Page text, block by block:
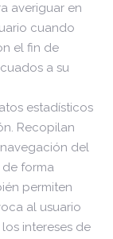
averiguar en
cuando
el fin de
a su
estadísticos
Recopilan
del
de forma
permiten
al usuario
intereses de